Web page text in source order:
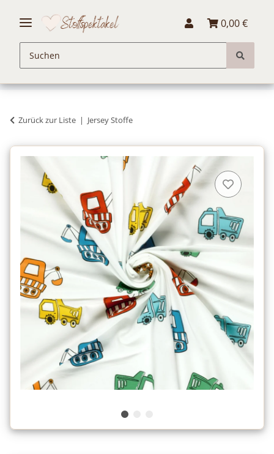
0,00 €
Zurück zur Liste Jersey Stoffe